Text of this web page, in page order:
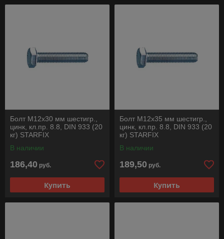
Болт М12х30 мм шестигр.,
цинк, кл.пр. 8.8, DIN 933 (20
кг) STARFIX
В наличии
186,40 руб.
Купить
Болт М12х35 мм шестигр.,
цинк, кл.пр. 8.8, DIN 933 (20
кг) STARFIX
В наличии
189,50 руб.
Купить